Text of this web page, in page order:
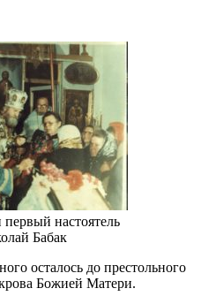
настоятель
Бабак
осталось до престольного
Божией Матери.